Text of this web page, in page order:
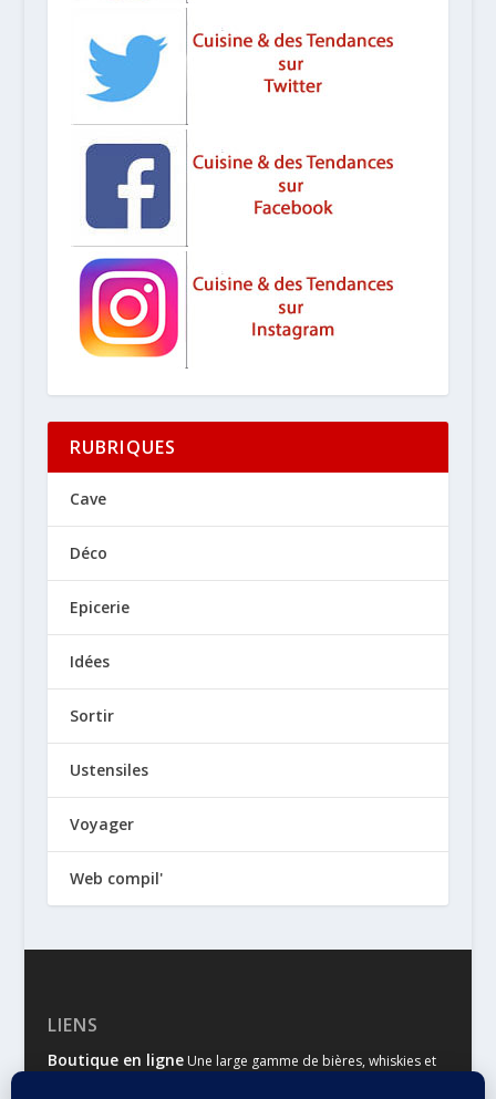
RUBRIQUES
Cave
Déco
Epicerie
Idées
Sortir
Ustensiles
Voyager
Web compil'
LIENS
Boutique en ligneUne large gamme de bières, whiskies et